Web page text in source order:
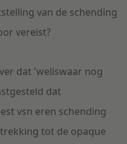
van de schending
vereist?
dat 'weliswaar nog
dat
vsn eren schending
tot de opaque